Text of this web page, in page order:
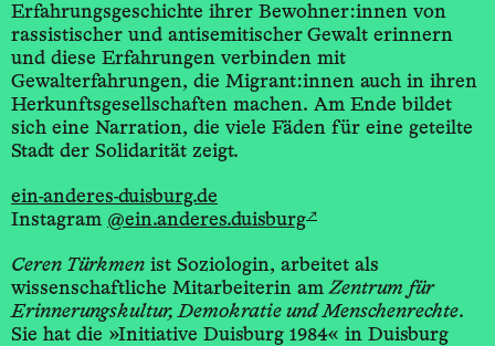
Erfahrungsgeschichte ihrer Bewohner:innen von
rassistischer und antisemitischer Gewalt erinnern
und diese Erfahrungen verbinden mit
Gewalterfahrungen, die Migrant:innen auch in ihren
Herkunftsgesellschaften machen. Am Ende bildet
sich eine Narration, die viele Fäden für eine geteilte
Stadt der Solidarität zeigt.
ein-anderes-duisburg.de
Instagram @ein.anderes.duisburg↗
Ceren Türkmen ist Soziologin, arbeitet als
wissenschaftliche Mitarbeiterin amZentrum für
Erinnerungskultur, Demokratie und Menschenrechte.
Sie hat die »Initiative Duisburg 1984« in Duisburg